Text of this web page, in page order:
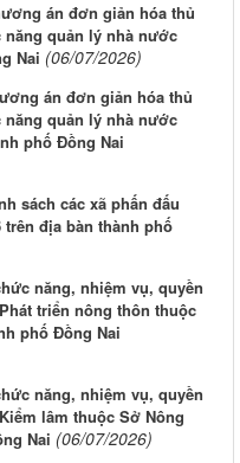
án đơn giản hóa thủ
quản lý nhà nước
Nai (06/07/2026)
án đơn giản hóa thủ
quản lý nhà nước
phố Đồng Nai
sách các xã phấn đấu
địa bàn thành phố
năng, nhiệm vụ, quyền
triển nông thôn thuộc
phố Đồng Nai
năng, nhiệm vụ, quyền
lâm thuộc Sở Nông
Nai (06/07/2026)